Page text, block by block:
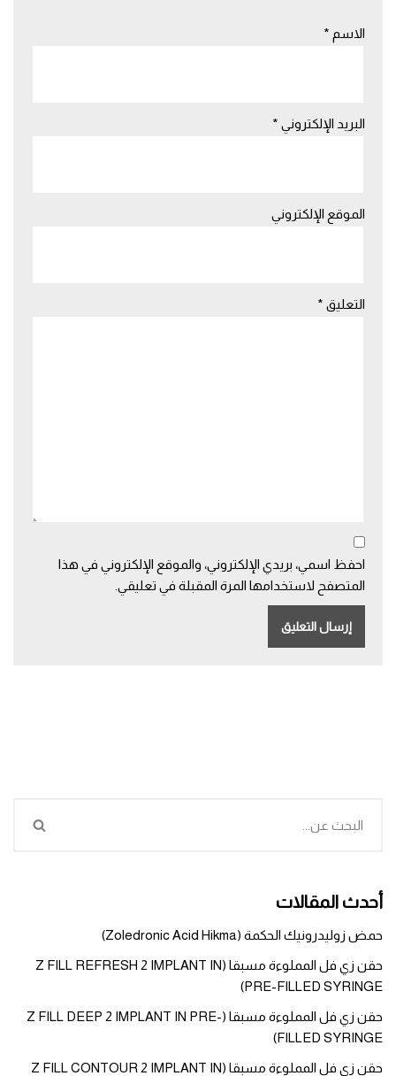
الاسم *
البريد الإلكتروني *
الموقع الإلكتروني
التعليق *
احفظ اسمي، بريدي الإلكتروني، والموقع الإلكتروني في هذا
المتصفح لاستخدامها المرة المقبلة في تعليقي.
أحدث المقالات
حمض زوليدرونيك الحكمة (Zoledronic Acid Hikma)
حقن زي فل المملوءة مسبقا (Z FILL REFRESH 2 IMPLANT IN
PRE-FILLED SYRINGE)
حقن زي فل المملوءة مسبقا (Z FILL DEEP 2 IMPLANT IN PRE-
FILLED SYRINGE)
حقن زي فل المملوءة مسبقا (Z FILL CONTOUR 2 IMPLANT IN